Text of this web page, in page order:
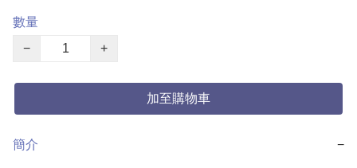
數量
−
+
加至購物車
簡介 −